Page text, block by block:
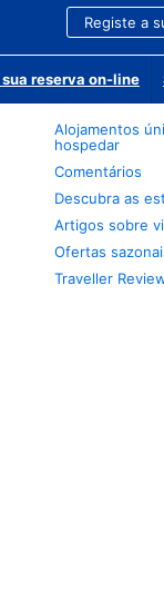
Registe a
reserva on-line
Alojamentos
hospedar
Comentários
Descubra as
Artigos sobre
Ofertas
Traveller